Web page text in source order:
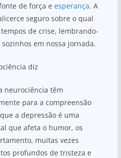
de força e esperança. A
seguro sobre o qual
de crise, lembrando-
em nossa jornada.
diz
neurociência têm
para a compreensão
a depressão é uma
que afeta o humor, os
muitas vezes
profundos de tristeza e